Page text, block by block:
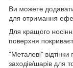
Ви можете
для отримання
Для кращого
поверхня
"Металеві"
заходів/шарів для